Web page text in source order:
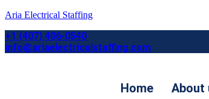
Aria Electrical Staffing
+1 (407) 406-0540
info@ariaelectricalstaffing.com
Home About